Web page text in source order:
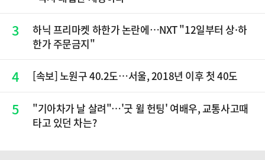
3
하닉 프리마켓 하한가 논란에…NXT "12일부터 상·하
한가 주문금지"
4 [속보] 노원구 40.2도…서울, 2018년 이후 첫 40도
5
"기아차가 날 살려"…'굿 윌 헌팅' 여배우, 교통사고때
타고 있던 차는?